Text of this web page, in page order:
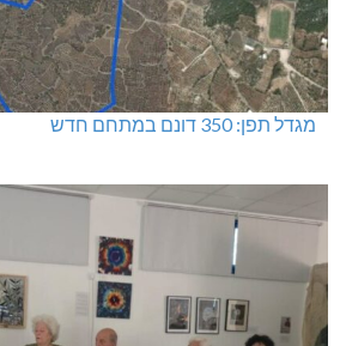
מגדל תפן: 350 דונם במתחם חדש